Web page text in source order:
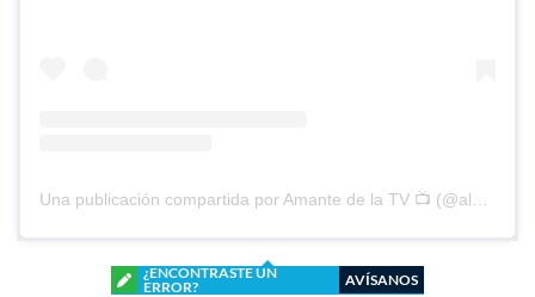
¿ENCONTRASTE UN
ERROR?
AVÍSANOS